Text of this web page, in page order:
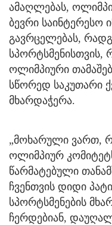
ამაღლებას,
ბევრი საინტერესო
გავრცელებას,
სპორტსმენისთვის,
ოლიმპიური
სწორედ საკუთარი
მხარდაჭერა.
„მოხარული ვართ,
ოლიმპიურ
წარმატებული
ჩვენთვის დიდი
სპორტსმენების
ჩერდებიან,